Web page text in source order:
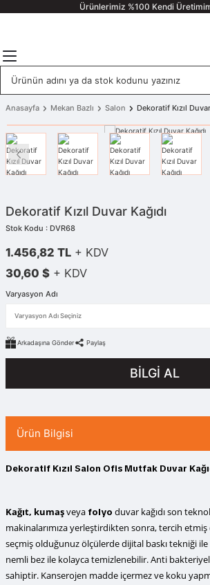
Ürünlerimiz %100 Kendi
Anasayfa Mekan Bazlı Salon Dekoratif Kızıl Duvar
Dekoratif Kızıl Duvar Kağıdı
Stok Kodu : DVR68
1.456,82 TL + KDV
30,60 $ + KDV
Varyasyon Adı
Arkadaşına Gönder Paylaş
BİLGİ AL
Ürün Bilgisi
Dekoratif Kızıl Salon Ofis Mutfak Duvar
Kağıt, kumaşveyafolyo duvar kağıdıson
makinalarımıza yerleştirdikten sonra, tercih
seçmiş olduğunuz ölçülerde dijital baskı tekniği ile
nemli bez ile kolayca temizlenebilir. Anti bakteriyel
sahiptir. Kanserojen madde içermez ve koku